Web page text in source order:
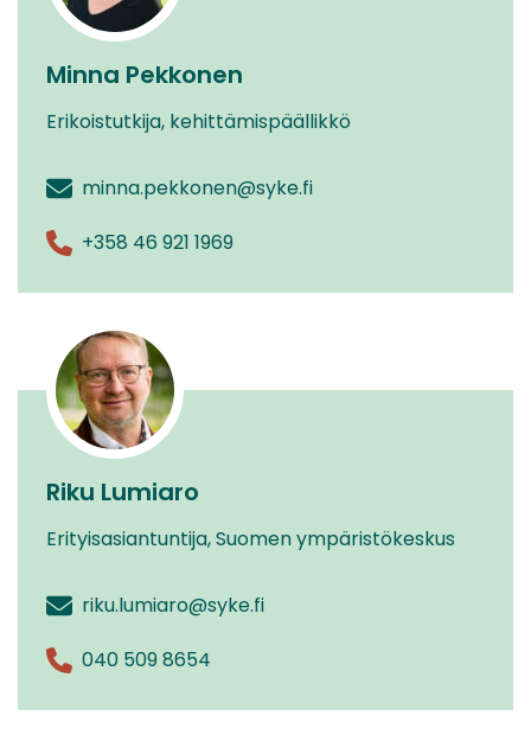
Minna Pekkonen
Erikoistutkija, kehittämispäällikkö
minna.pekkonen@syke.fi
+358 46 921 1969
Riku Lumiaro
Erityisasiantuntija, Suomen ympäristökeskus
riku.lumiaro@syke.fi
040 509 8654